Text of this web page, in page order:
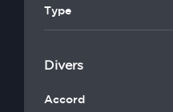
Type
Divers
Accord